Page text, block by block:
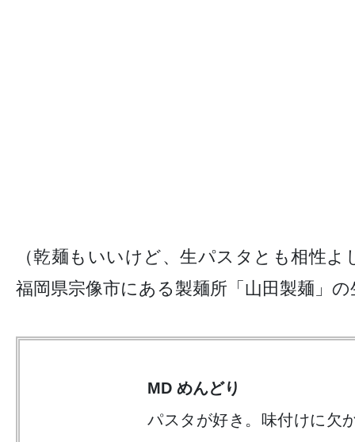
（乾麺もいいけど、生パスタとも相性よ
福岡県宗像市にある製麺所「山田製麺」
MD めんどり
パスタが好き。味付けに欠